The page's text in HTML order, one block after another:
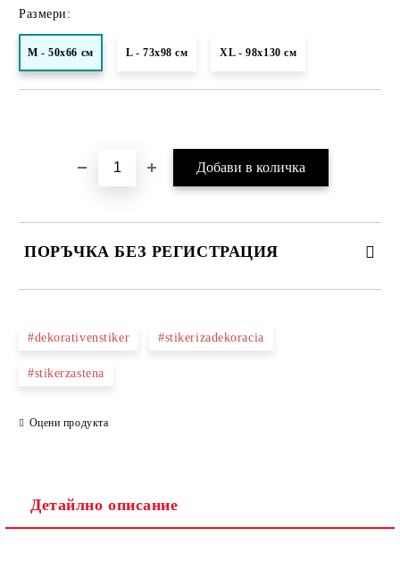
Размери:
M - 50х66 см L - 73х98 см XL - 98x130 см
ПОРЪЧКА БЕЗ РЕГИСТРАЦИЯ
#dekorativenstiker #stikerizadekoracia
#stikerzastena
Оцени продукта
Детайлно описание